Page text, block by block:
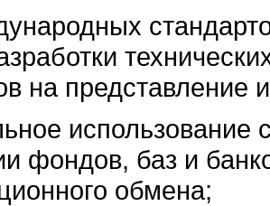
на
использование
фондов, баз и
обмена;